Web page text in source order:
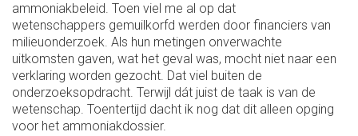
ammoniakbeleid. Toen viel me al op dat
wetenschappers gemuilkorfd werden door financiers van
milieuonderzoek. Als hun metingen onverwachte
uitkomsten gaven, wat het geval was, mocht niet naar een
verklaring worden gezocht. Dat viel buiten de
onderzoeksopdracht. Terwijl dát juist de taak is van de
wetenschap. Toentertijd dacht ik nog dat dit alleen opging
voor het ammoniakdossier.